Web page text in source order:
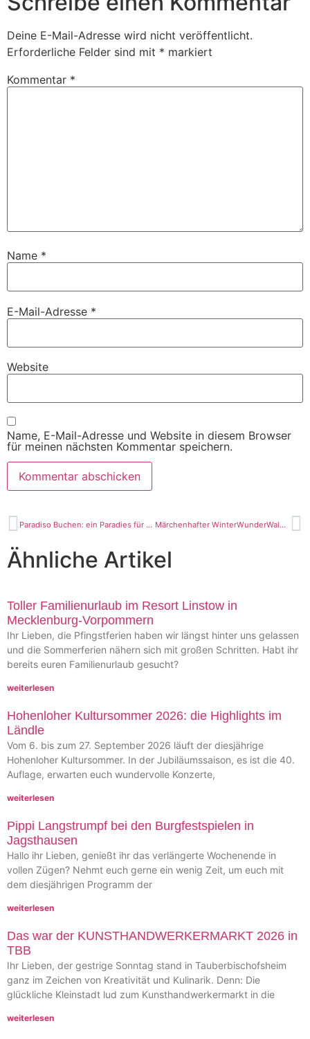
Deine E-Mail-Adresse wird nicht veröffentlicht.
Erforderliche Felder sind mit * markiert
Kommentar *
Name *
E-Mail-Adresse *
Website
Name, E-Mail-Adresse und Website in diesem Browser
für meinen nächsten Kommentar speichern.
Paradiso Buchen: ein Paradies für Kinder Märchenhafter WinterWunderWald in Tripsdrill
Ähnliche Artikel
Toller Familienurlaub im Resort Linstow in
Mecklenburg-Vorpommern
Ihr Lieben, die Pfingstferien haben wir längst hinter uns gelassen
und die Sommerferien nähern sich mit großen Schritten. Habt ihr
bereits euren Familienurlaub gesucht?
weiterlesen
Hohenloher Kultursommer 2026: die Highlights im
Ländle
Vom 6. bis zum 27. September 2026 läuft der diesjährige
Hohenloher Kultursommer. In der Jubiläumssaison, es ist die 40.
Auflage, erwarten euch wundervolle Konzerte,
weiterlesen
Pippi Langstrumpf bei den Burgfestspielen in
Jagsthausen
Hallo ihr Lieben, genießt ihr das verlängerte Wochenende in
vollen Zügen? Nehmt euch gerne ein wenig Zeit, um euch mit
dem diesjährigen Programm der
weiterlesen
Das war der KUNSTHANDWERKERMARKT 2026 in
TBB
Ihr Lieben, der gestrige Sonntag stand in Tauberbischofsheim
ganz im Zeichen von Kreativität und Kulinarik. Denn: Die
glückliche Kleinstadt lud zum Kunsthandwerkermarkt in die
weiterlesen